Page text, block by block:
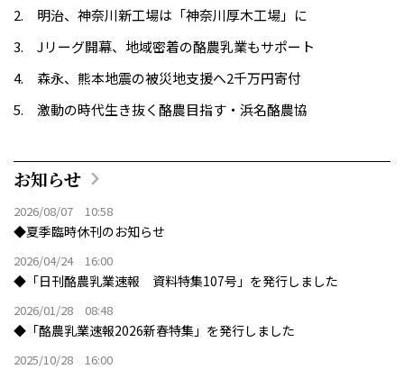
明治、神奈川新工場は「神奈川厚木工場」に
Jリーグ開幕、地域密着の酪農乳業もサポート
森永、熊本地震の被災地支援へ2千万円寄付
激動の時代生き抜く酪農目指す・浜名酪農協
お知らせ
2026/08/07 10:58
◆夏季臨時休刊のお知らせ
2026/04/24 16:00
◆「日刊酪農乳業速報 資料特集107号」を発行しました
2026/01/28 08:48
◆「酪農乳業速報2026新春特集」を発行しました
2025/10/28 16:00